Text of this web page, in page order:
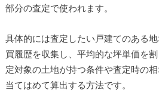
部分の査定で使われます。
具体的には査定したい戸建てのある
買履歴を収集し、平均的な坪単価を
定対象の土地が持つ条件や査定時の
当てはめて算出する方法です。